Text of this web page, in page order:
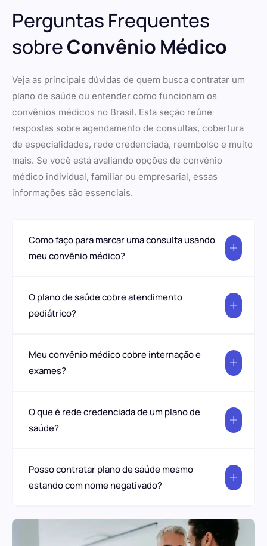
Perguntas Frequentes
sobreConvênio Médico
Veja as principais dúvidas de quem busca contratar um
plano de saúde ou entender como funcionam os
convênios médicos no Brasil. Esta seção reúne
respostas sobre agendamento de consultas, cobertura
de especialidades, rede credenciada, reembolso e muito
mais. Se você está avaliando opções de convênio
médico individual, familiar ou empresarial, essas
informações são essenciais.
Como faço para marcar uma consulta usando
meu convênio médico?
O plano de saúde cobre atendimento
pediátrico?
Meu convênio médico cobre internação e
exames?
O que é rede credenciada de um plano de
saúde?
Posso contratar plano de saúde mesmo
estando com nome negativado?